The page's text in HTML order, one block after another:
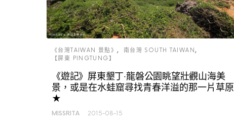
《台灣TAIWAN 景點》
南台灣 SOUTH TAIWAN
【屏東 PINGTUNG】
《遊記》屏東墾丁‧龍磐公園眺望壯觀山海美
景，或是在水蛙窟尋找青春洋溢的那一片草原
★
MISSRITA 2015-08-15